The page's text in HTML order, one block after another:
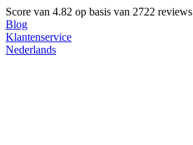
Score van 4.82 op basis van 2722 reviews
Blog
Klantenservice
Nederlands